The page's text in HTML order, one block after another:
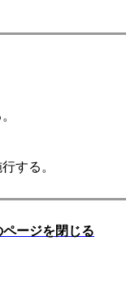
する。
ページを閉じる